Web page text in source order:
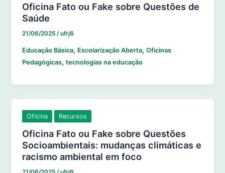
Oficina Fato ou Fake sobre Questões de
Saúde
21/06/2025 /ufrj6
Educação Básica, Escolarização Aberta,Oficinas
Pedagógicas,tecnologias na educação
Oficina Recursos
Oficina Fato ou Fake sobre Questões
Socioambientais: mudanças climáticas e
racismo ambiental em foco